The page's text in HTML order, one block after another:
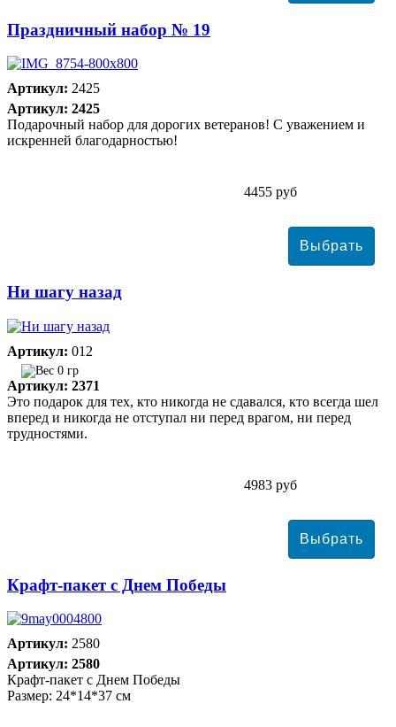
Праздничный набор № 19
Артикул: 2425
Артикул: 2425
Подарочный набор для дорогих ветеранов! С уважением и
искренней благодарностью!
4455 руб
Ни шагу назад
Артикул: 012
0 гр
Артикул: 2371
Это подарок для тех, кто никогда не сдавался, кто всегда шел
вперед и никогда не отступал ни перед врагом, ни перед
трудностями.
4983 руб
Крафт-пакет с Днем Победы
Артикул: 2580
Артикул: 2580
Крафт-пакет с Днем Победы
Размер: 24*14*37 см